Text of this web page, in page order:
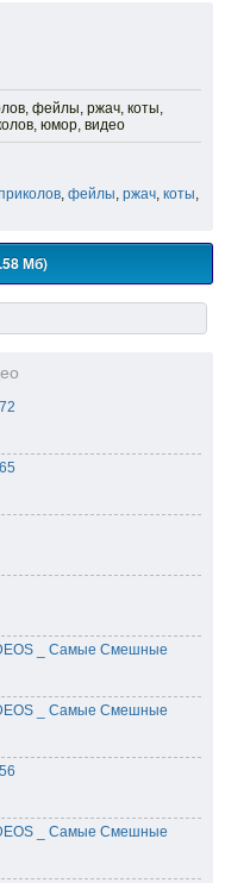
фейлы, ржач, коты,
юмор, видео
, фейлы, ржач, коты,
Мб)
_ Самые Смешные
_ Самые Смешные
_ Самые Смешные